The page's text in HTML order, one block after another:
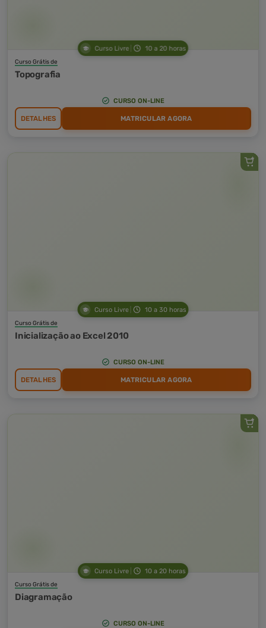
Curso Livre 10 a 20 horas
Curso Grátis de
Topografia
CURSO ON-LINE
DETALHES MATRICULAR AGORA
Curso Livre 10 a 30 horas
Curso Grátis de
Inicialização ao Excel 2010
CURSO ON-LINE
DETALHES MATRICULAR AGORA
Curso Livre 10 a 20 horas
Curso Grátis de
Diagramação
CURSO ON-LINE